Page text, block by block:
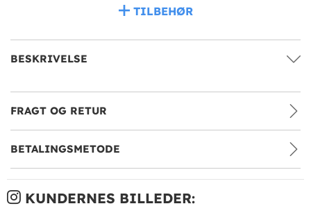
TILBEHØR
BESKRIVELSE
FRAGT OG RETUR
BETALINGSMETODE
KUNDERNES BILLEDER: